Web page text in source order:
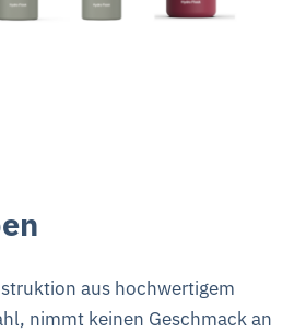
aus hochwertigem
nimmt keinen Geschmack an